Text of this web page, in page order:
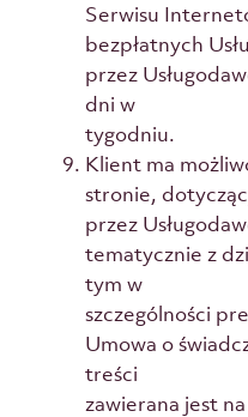
Serwisu
bezpłatnych
przez
dni w
tygodniu.
Klient ma
stronie,
przez
tematycznie z
tym w
szczególności
Umowa o
treści
zawierana jest